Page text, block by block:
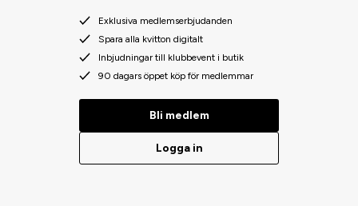
Exklusiva medlemserbjudanden
Spara alla kvitton digitalt
Inbjudningar till klubbevent i butik
90 dagars öppet köp för medlemmar
Bli medlem
Logga in